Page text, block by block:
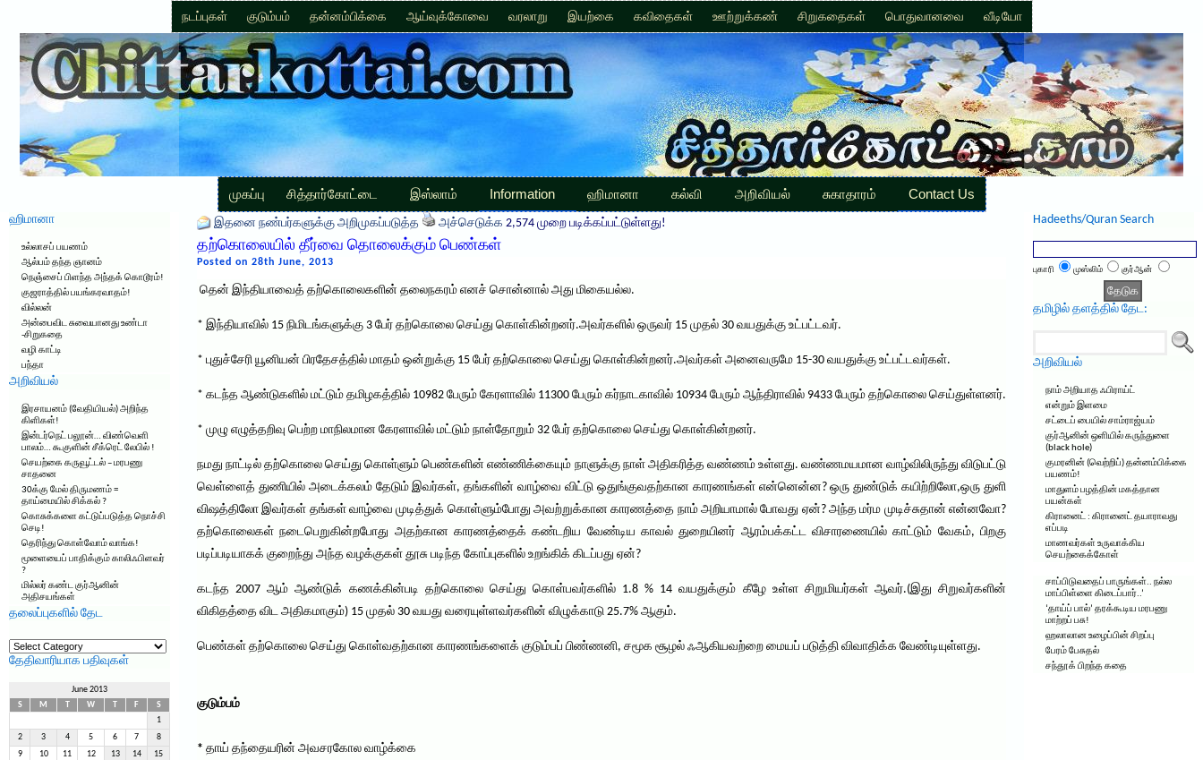
நடப்புகள் குடும்பம் தன்னம்பிக்கை ஆய்வுக்கோவை வரலாறு இயற்கை கவிதைகள் ஊற்றுக்கண் சிறுகதைகள் பொதுவானவை வீடியோ
முகப்பு சித்தார்கோட்டை இஸ்லாம் Information ஹிமானா கல்வி அறிவியல் சுகாதாரம் Contact Us
ஹிமானா
உல்லாசப் பயணம்
ஆல்பம் தந்த ஞானம்
நெஞ்சைப் பிளந்த அந்தக் கொடூரம்!
குஜராத்தில் பயங்கரவாதம்!
வில்லன்
அன்பைவிட சுவையானது உண்டா
-சிறுகதை
வழி காட்டி
பந்தா
அறிவியல்
இரசாயனம் (வேதியியல்) அறிந்த
கிளிகள்!
இன்டர்நெட் பலூன்… விண்வெளி
பாலம்… கூகுளின் சீக்ரெட் லேபில் !
செயற்கை கருவூட்டல் – மரபணு
சாதனை
30க்கு மேல் திருமணம் =
தாய்மையில் சிக்கல் ?
கொசுக்களை கட்டுப்படுத்த நொச்சி
செடி!
தெரிந்து கொள்வோம் வாங்க!
மூளையைப் பாதிக்கும் காலிஃபிளவர்
?
மில்லர் கண்ட குர்ஆனின்
அதிசயங்கள்
தலைப்புகளில் தேட
தலைப்புகளில்
தேட
தேதிவாரியாக பதிவுகள்
June 2013
S
M W F
S
1
2 3 4 5 6 7 8
9 10 11 12 13 14 15
இதனை நண்பர்களுக்கு அறிமுகப்படுத்த அச்செடுக்க 2,574 முறை படிக்கப்பட்டுள்ளது!
தற்கொலையில் தீர்வை தொலைக்கும் பெண்கள்
Posted on 28th June, 2013
தென் இந்தியாவைத் தற்கொலைகளின் தலைநகரம் எனச் சொன்னால் அது மிகையல்ல.
* இந்தியாவில் 15 நிமிடங்களுக்கு 3 பேர் தற்கொலை செய்து கொள்கின்றனர்.அவர்களில் ஒருவர் 15 முதல் 30 வயதுக்கு உட்பட்டவர்.
* புதுச்சேரி யூனியன் பிரதேசத்தில் மாதம் ஒன்றுக்கு 15 பேர் தற்கொலை செய்து கொள்கின்றனர்.அவர்கள் அனைவருமே 15-30 வயதுக்கு உட்பட்டவர்கள்.
* கடந்த ஆண்டுகளில் மட்டும் தமிழகத்தில் 10982 பேரும் கேரளாவில் 11300 பேரும் கர்நாடகாவில் 10934 பேரும் ஆந்திராவில் 9433 பேரும் தற்கொலை செய்துள்ளனர்.
* முழு எழுத்தறிவு பெற்ற மாநிலமான கேரளாவில் மட்டும் நாள்தோறும் 32 பேர் தற்கொலை செய்து கொள்கின்றனர்.
நமது நாட்டில் தற்கொலை செய்து கொள்ளும் பெண்களின் எண்ணிக்கையும் நாளுக்கு நாள் அதிகரித்த வண்ணம் உள்ளது. வண்ணமயமான வாழ்விலிருந்து விடுபட்டு
வெள்ளைத் துணியில் அடைக்கலம் தேடும் இவர்கள், தங்களின் வாழ்வை விட்டு ஒதுங்குவதற்கான காரணங்கள் என்னென்ன? ஒரு துண்டுக் கயிற்றிலோ,ஒரு துளி
விஷத்திலோ இவர்கள் தங்கள் வாழ்வை முடித்துக் கொள்ளும்போது அவற்றுக்கான காரணத்தை நாம் அறியாமால் போவது ஏன்? அந்த மர்ம முடிச்சுதான் என்னவோ?
தற்கொலைகள் நடைபெறுகின்றபோது அதற்கான காரணத்தைக் கண்டறிய வேண்டிய காவல் துறையினர் ஆரம்பக்கட்ட விசாரணையில் காட்டும் வேகம், பிறகு
படிப்படியாகக் குறைந்து அந்த வழக்குகள் தூசு படிந்த கோப்புகளில் உறங்கிக் கிடப்பது ஏன்?
கடந்த 2007 ஆம் ஆண்டுக் கணக்கின்படி தற்கொலை செய்து கொள்பவர்களில் 1.8 % 14 வயதுக்கும் கீழே உள்ள சிறுமியர்கள் ஆவர்.(இது சிறுவர்களின்
விகிதத்தை விட அதிகமாகும்) 15 முதல் 30 வயது வரையுள்ளவர்களின் விழுக்காடு 25.7% ஆகும்.
பெண்கள் தற்கொலை செய்து கொள்வதற்கான காரணங்களைக் குடும்பப் பிண்ணனி, சமூக சூழல் ஃஆகியவற்றை மையப் படுத்தி விவாதிக்க வேண்டியுள்ளது.
குடும்பம்
* தாய் தந்தையரின் அவசரகோல வாழ்க்கை
Hadeeths/Quran Search
புகாரி முஸ்லிம் குர்ஆன்
தமிழில் தளத்தில் தேட:
அறிவியல்
நாம் அறியாத ஃபிராய்ட்
என்றும் இளமை
சட்டைப் பையில் சாம்ராஜ்யம்
குர்ஆனின் ஒளியில் கருந்துளை
(black hole)
குமரனின் (வெற்றிப்) தன்னம்பிக்கை
பயணம்!
மாதுளம் பழத்தின் மகத்தான
பயன்கள்
கிரானைட் : கிரானைட் தயாராவது
எப்படி
மாணவர்கள் உருவாக்கிய
செயற்கைக்கோள்
சாப்பிடுவதைப் பாருங்கள்.. நல்ல
மாப்பிள்ளை கிடைப்பார்..’
‘தாய்ப் பால்’ தரக்கூடிய மரபணு
மாற்றப் பசு!
ஹலாலான உழைப்பின் சிறப்பு
பேரம் பேசுதல்
சந்தூக் பிறந்த கதை